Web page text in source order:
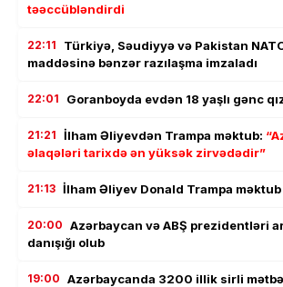
təəccübləndirdi
22:11
Türkiyə, Səudiyyə və Pakistan
maddəsinə bənzər razılaşma imzaladı
22:01 Goranboyda evdən 18 yaşlı gənc
21:21 İlham Əliyevdən Trampa məktub:
əlaqələri tarixdə ən yüksək zirvədədir”
21:13 İlham Əliyev Donald Trampa
20:00 Azərbaycan və ABŞ prezidentləri
danışığı olub
19:00 Azərbaycanda 3200 illik sirli